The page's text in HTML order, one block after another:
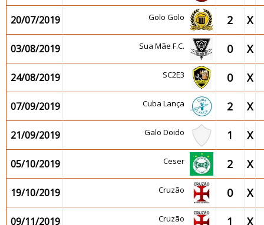
20/07/2019 Golo Golo 2 X
03/08/2019 Sua Mãe F.C. 0 X
24/08/2019 SC2E3 0 X
07/09/2019 Cuba Lança 2 X
21/09/2019 Galo Doido 1 X
05/10/2019 Ceser 2 X
19/10/2019 Cruzão 0 X
09/11/2019 Cruzão 1 X